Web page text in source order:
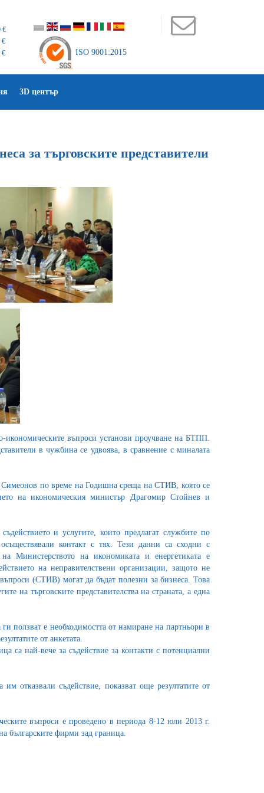
€
€
€
ISO 9001:2015
3D център
за търговските представители
икономическите въпроси установи проучване на БТПП.
в чужбина се удвоява, в сравнение с миналата
Симеонов по време на Годишна среща на СТИВ, която се
на икономическия министър Драгомир Стойнев и
и услугите, които предлагат службите по
контакт с тях. Тези данни са сходни с
Министерството на икономиката и енергетиката е
на неправителствени организации, защото не
(СТИВ) могат да бъдат полезни за бизнеса. Това
на търговските представителства на страната, а една
ползват е необходимостта от намиране на партньори в
от анкетата.
са най-вече за съдействие за контакти с потенциални
отказвали съдействие, показват още резултатите от
въпроси е проведено в периода 8-12 юли 2013 г.
българските фирми зад граница.